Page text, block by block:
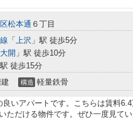
松本通 ６丁目
「 上沢 」駅 徒歩5分
大開 」駅 徒歩10分
駅 徒歩15分
構造 軽量鉄骨
いアパートです。こちらは賃料6.4
ただける物件です。ぜひ一度見て